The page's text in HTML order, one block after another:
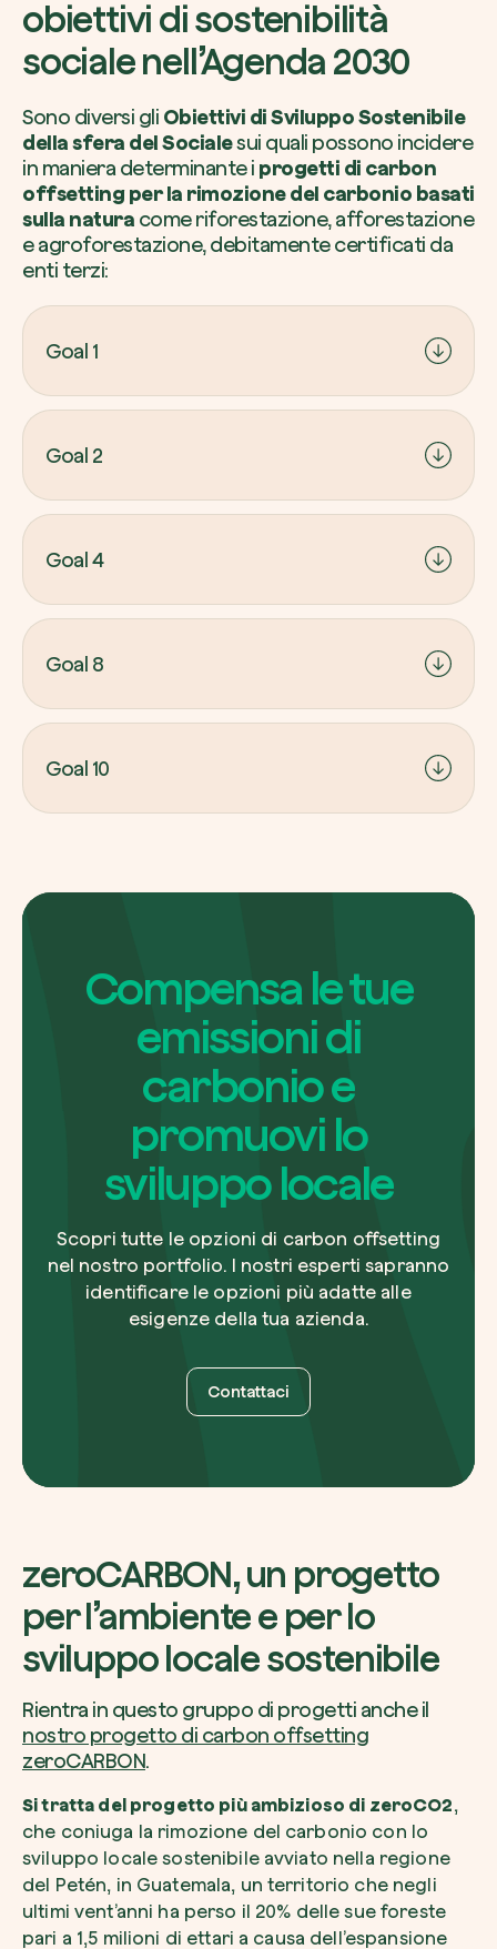
obiettivi di sostenibilità
sociale nell’Agenda 2030
Sono diversi gli Obiettivi di Sviluppo Sostenibile
della sfera del Socialesui quali possono incidere
in maniera determinante i progetti di carbon
offsetting per la rimozione del carbonio basati
sulla natura come riforestazione, afforestazione
e agroforestazione, debitamente certificati da
enti terzi:
Goal 1
lavoro e generando reddito per le comunità
vulnerabili migliorano le condizioni di vita
Goal 2
l’agricoltura sostenibile, migliorando la sicurezza
alimentare e offrendo nuove fonti di nutrimento
Goal 4
formazione e infrastrutture educative offrono
competenze utili per la gestione sostenibile delle
Goal 8
fornendo impieghi stabili in settori sostenibili
favoriscono la crescita economica locale e migliori
Goal 10
Compensa le tue
emissioni di
carbonio e
promuovi lo
sviluppo locale
Scopri tutte le opzioni di carbon offsetting
nel nostro portfolio. I nostri esperti sapranno
identificare le opzioni più adatte alle
esigenze della tua azienda.
Contattaci
zeroCARBON, un progetto
per l’ambiente e per lo
sviluppo locale sostenibile
Rientra in questo gruppo di progetti anche il
nostro progetto di carbon offsetting
zeroCARBON.
Si tratta del progetto più ambizioso di zeroCO2,
che coniuga la rimozione del carbonio con lo
sviluppo locale sostenibile avviato nella regione
del Petén, in Guatemala, un territorio che negli
ultimi vent’anni ha perso il 20% delle sue foreste
pari a 1,5 milioni di ettari a causa dell’espansione